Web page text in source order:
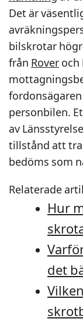
Det är
bilskrotar
från Rover och
personbilen.
av
tillstånd att
bedöms som
Relaterade
Hur
det